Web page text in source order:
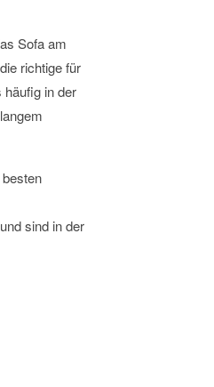
Sofa am
richtige für
häufig in der
sind in der